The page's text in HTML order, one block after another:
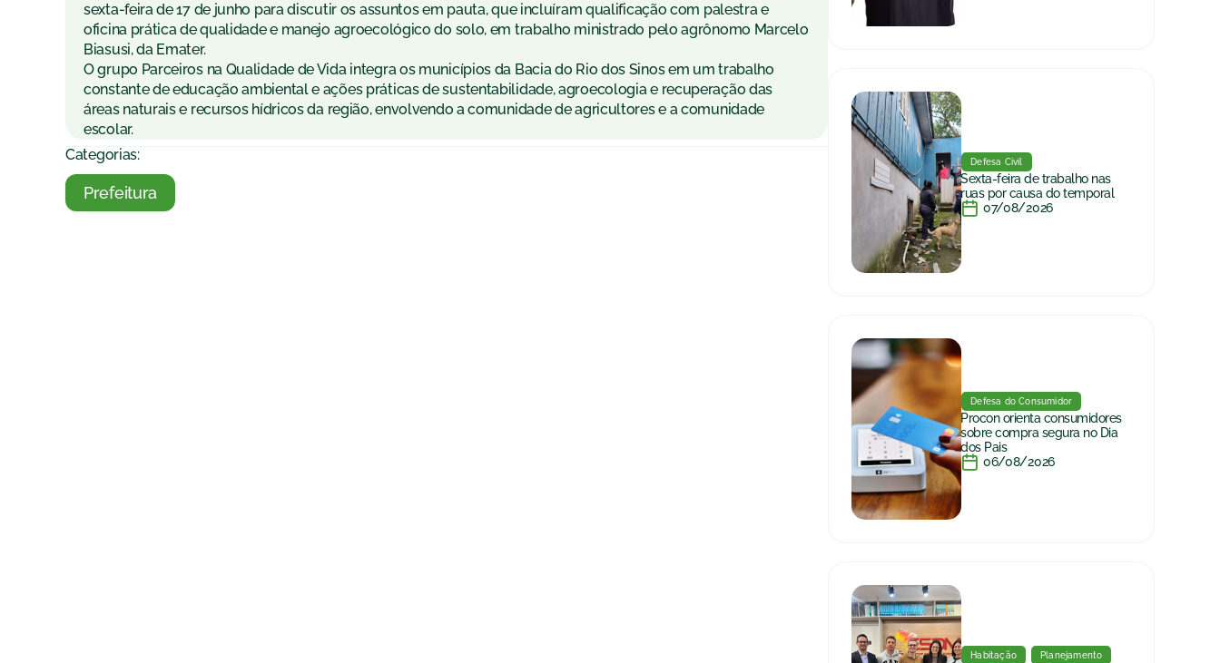
sexta-feira de 17 de junho para discutir os assuntos em pauta, que incluíram qualificação com palestra e
oficina prática de qualidade e manejo agroecológico do solo, em trabalho ministrado pelo agrônomo Marcelo
Biasusi, da Emater.
O grupo Parceiros na Qualidade de Vida integra os municípios da Bacia do Rio dos Sinos em um trabalho
constante de educação ambiental e ações práticas de sustentabilidade, agroecologia e recuperação das
áreas naturais e recursos hídricos da região, envolvendo a comunidade de agricultores e a comunidade
escolar.
Categorias:
Prefeitura
Defesa Civil
Sexta-feira de trabalho nas
ruas por causa do temporal
07/08/2026
Defesa do Consumidor
Procon orienta consumidores
sobre compra segura no Dia
dos Pais
06/08/2026
Habitação Planejamento